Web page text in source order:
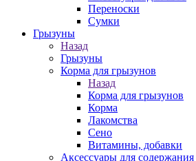
Переноски
Сумки
Грызуны
Назад
Грызуны
Корма для грызунов
Назад
Корма для грызунов
Корма
Лакомства
Сено
Витамины, добавки
Аксессуары для